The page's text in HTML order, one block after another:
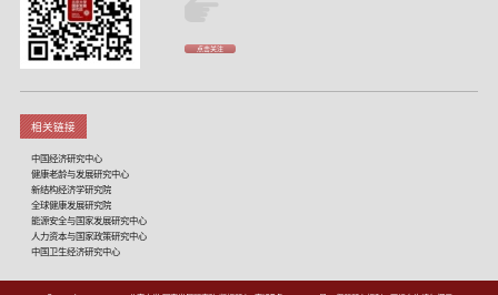
点击关注
相关链接
中国经济研究中心
健康老龄与发展研究中心
新结构经济学研究院
全球健康发展研究院
能源安全与国家发展研究中心
人力资本与国家政策研究中心
中国卫生经济研究中心